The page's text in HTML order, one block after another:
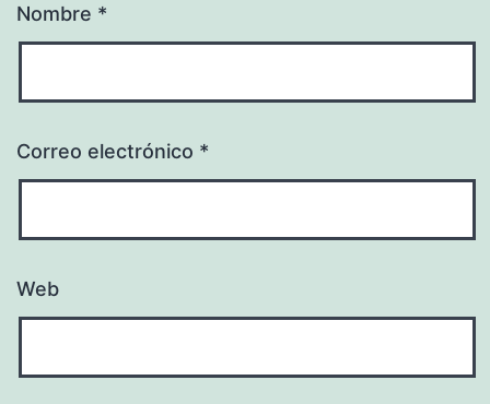
Nombre *
Correo electrónico *
Web